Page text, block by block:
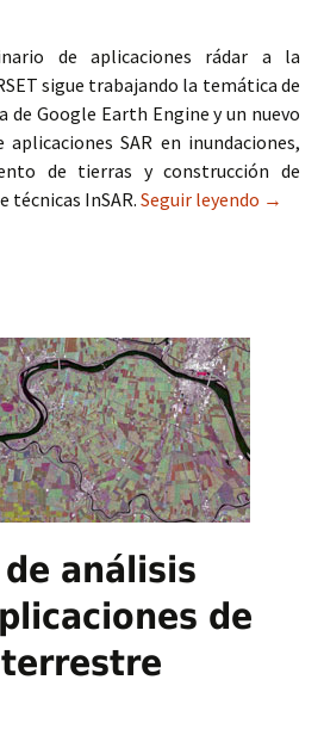
de aplicaciones rádar a la
sigue trabajando la temática de
de Google Earth Engine y un nuevo
aplicaciones SAR en inundaciones,
de tierras y construcción de
técnicas InSAR. Seguir leyendo →
análisis
de